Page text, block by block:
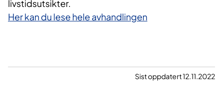
livstidsutsikter.
Her kan du lese hele avhandlingen
Sist oppdatert 12.11.2022